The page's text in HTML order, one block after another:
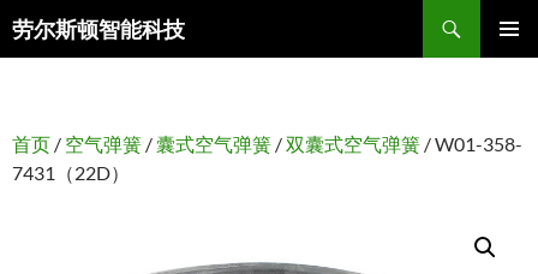
劳尔斯顿智能科技
搜
索
首页 / 空气弹簧 / 囊式空气弹簧 /双囊式空气弹簧 / W01-358-
7431（22D）